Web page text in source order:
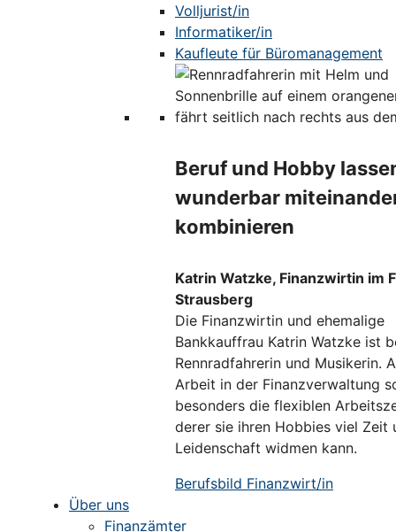
Volljurist/in
Informatiker/in
Kaufleute für Büromanagement
Beruf und Hobby
wunderbar
kombinieren
Katrin Watzke, Finanzwirtin im
Strausberg
Die Finanzwirtin und ehemalige
Bankkauffrau Katrin Watzke ist
Rennradfahrerin und Musikerin.
Arbeit in der Finanzverwaltung
besonders die flexiblen
derer sie ihren Hobbies viel Zeit
Leidenschaft widmen kann.
Berufsbild Finanzwirt/in
Über uns
Finanzämter